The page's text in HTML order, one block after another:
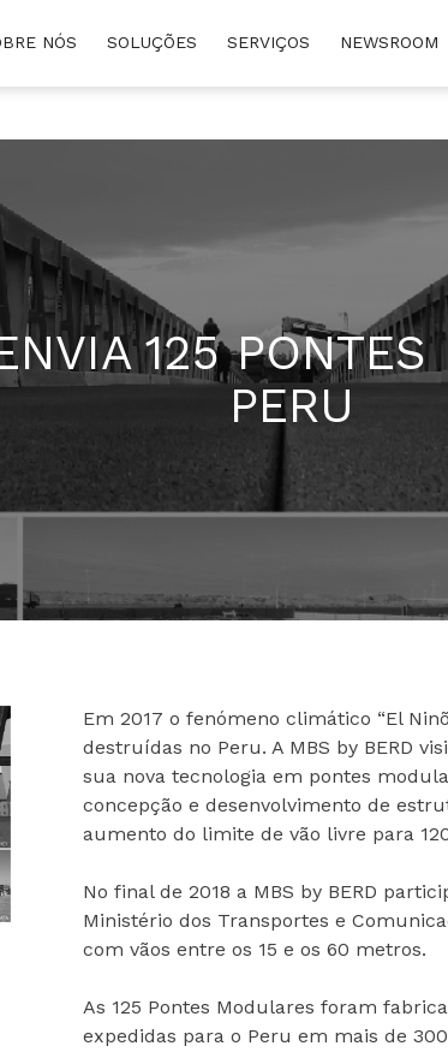
NÓS SOLUÇÕES SERVIÇOS NEWSROOM
125
PERU
Em 2017 o fenómeno climático “El
destruídas no Peru. A MBS by BERD
sua nova tecnologia em pontes
concepção e desenvolvimento de
aumento do limite de vão livre para
No final de 2018 a MBS by BERD
Ministério dos Transportes e
com vãos entre os 15 e os 60 metros.
As 125 Pontes Modulares foram
expedidas para o Peru em mais de
cicap@cicap.pt
www.consumidor.pt